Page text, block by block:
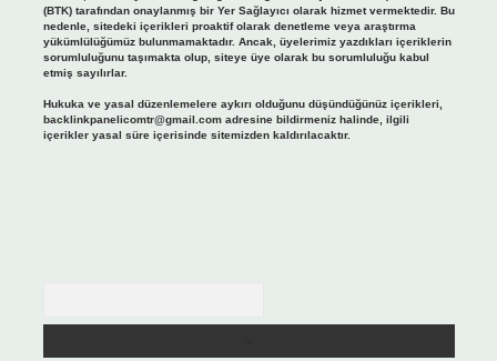
(BTK) tarafından onaylanmış bir Yer Sağlayıcı olarak hizmet vermektedir. Bu
nedenle, sitedeki içerikleri proaktif olarak denetleme veya araştırma
yükümlülüğümüz bulunmamaktadır. Ancak, üyelerimiz yazdıkları içeriklerin
sorumluluğunu taşımakta olup, siteye üye olarak bu sorumluluğu kabul
etmiş sayılırlar.
Hukuka ve yasal düzenlemelere aykırı olduğunu düşündüğünüz içerikleri,
backlinkpanelicomtr@gmail.comadresine bildirmeniz halinde, ilgili
içerikler yasal süre içerisinde sitemizden kaldırılacaktır.